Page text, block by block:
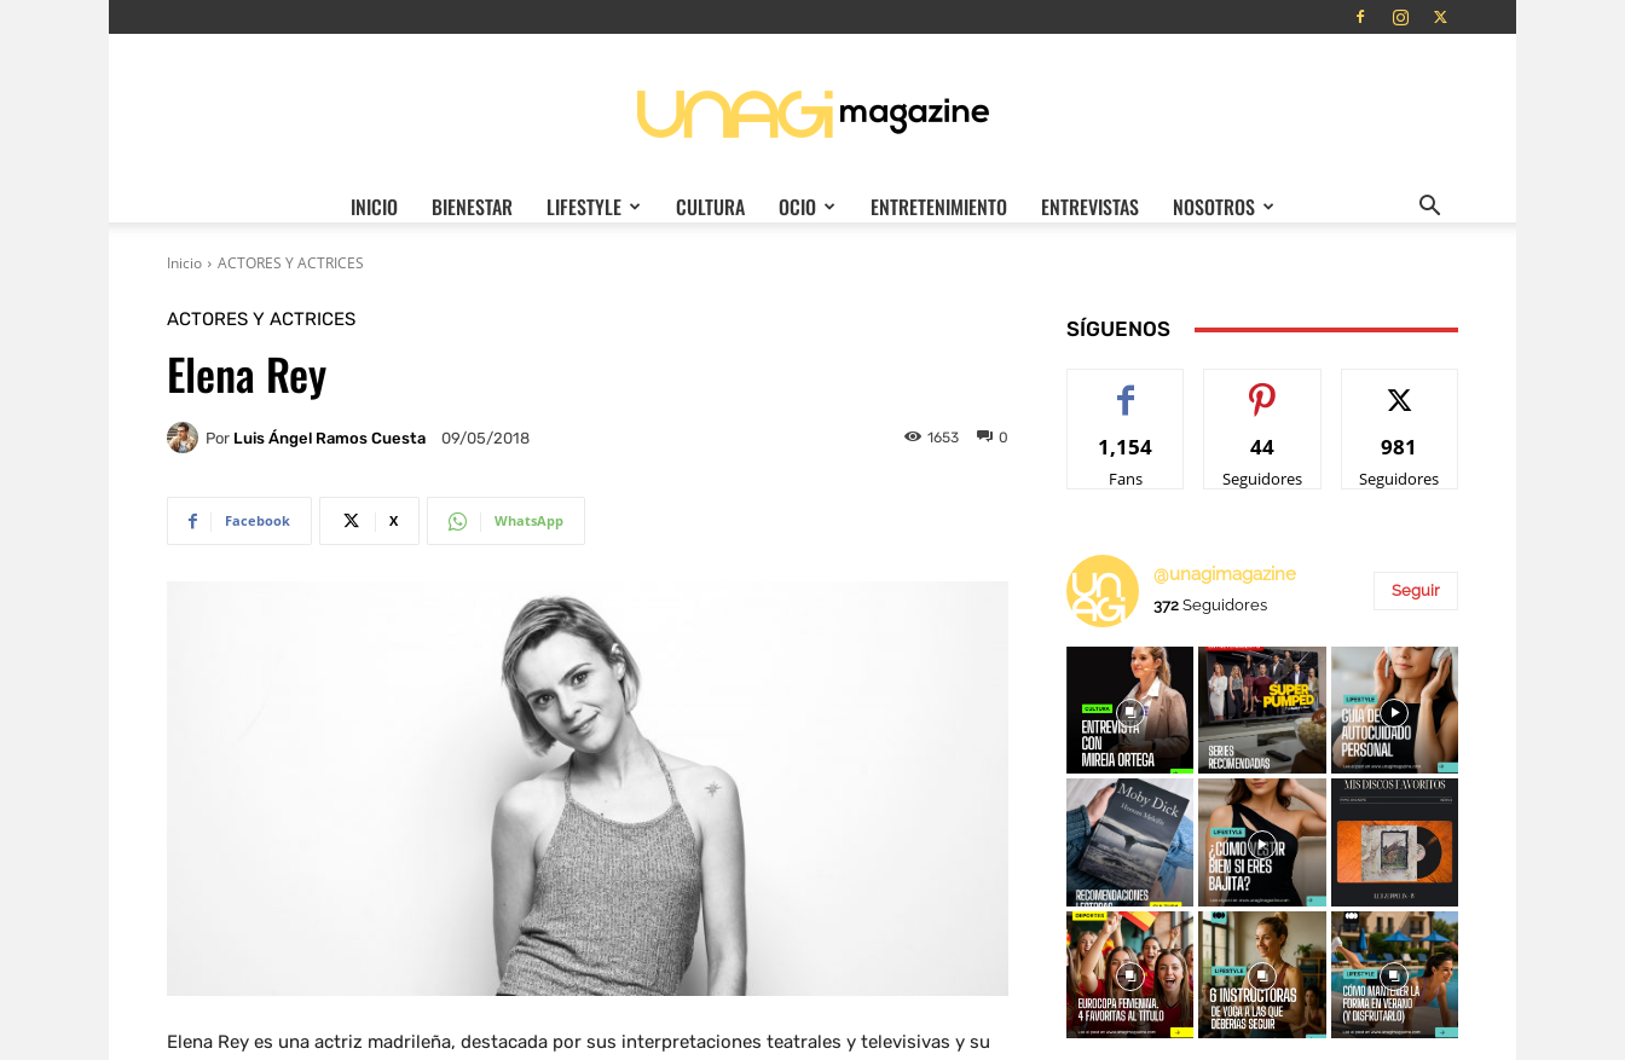
INICIO BIENESTAR LIFESTYLE CULTURA OCIO ENTRETENIMIENTO ENTREVISTAS NOSOTROS
Inicio ACTORES Y ACTRICES
ACTORES Y ACTRICES
Elena Rey
Por Luis Ángel Ramos Cuesta 09/05/2018 0
1653
Facebook X WhatsApp
Elena Rey es una actriz madrileña, destacada por sus interpretaciones teatrales y televisivas y su
SÍGUENOS
1,154
Fans
44
Seguidores
981
Seguidores
@unagimagazine
372 Seguidores
Seguir